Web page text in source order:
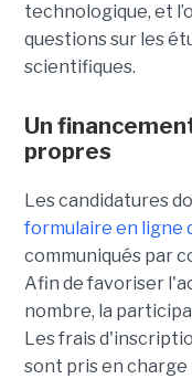
technologique, et
questions sur les
scientifiques.
Un
propres
Les candidatures
formulaire en ligne
communiqués par
Afin de favoriser
nombre, la
Les frais
sont pris en charge